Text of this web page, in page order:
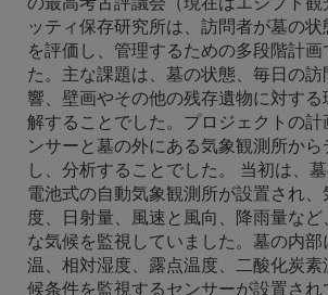
ッティ保存研究所は、訪問者が墓の
を評価し、管理するための多段階計画
た。主な課題は、墓の状態、毎日の訪
響、壁画やその他の残存遺物に対する
解することでした。プロジェクトの計
ンサーと墓の外にある気象観測所か
し、分析することでした。 当初は、
電池式の自動気象観測所が設置され、
度、日射量、風速と風向、降雨量な
な気候を監視していました。墓の内部
温、相対湿度、露点温度、二酸化炭素
候条件を監視するセンサーが設置され